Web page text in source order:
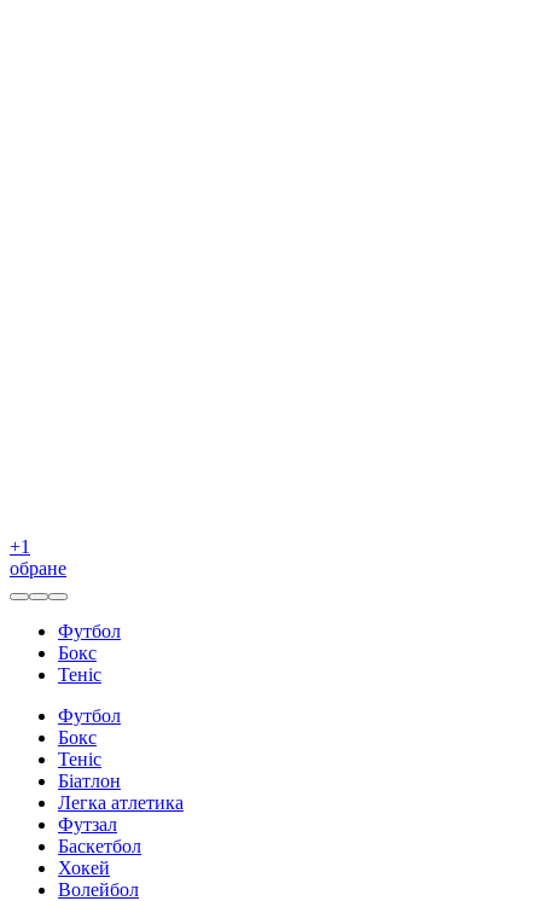
+1
обране
Футбол
Бокс
Теніс
Футбол
Бокс
Теніс
Біатлон
Легка атлетика
Футзал
Баскетбол
Хокей
Волейбол